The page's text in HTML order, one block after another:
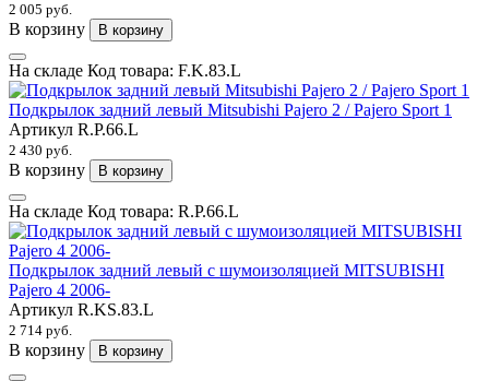
2 005 руб.
В корзину В корзину
На складе Код товара: F.K.83.L
Подкрылок задний левый Mitsubishi Pajero 2 / Pajero Sport 1
Артикул R.P.66.L
2 430 руб.
В корзину В корзину
На складе Код товара: R.P.66.L
Подкрылок задний левый с шумоизоляцией MITSUBISHI
Pajero 4 2006-
Артикул R.KS.83.L
2 714 руб.
В корзину В корзину